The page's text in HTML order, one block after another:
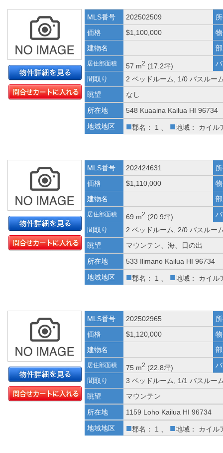
MLS番号 202502509
価格
$1,100,000
建物名
居住部面積 57 m2 (17.2坪)
間取り
2 ベッドルーム, 1/0 バスルー
眺望
なし
所在地
548 Kuaaina Kailua HI 96734
地域地区
■郡名： 1 、 ■地域： カイル
MLS番号 202424631
価格
$1,110,000
建物名
居住部面積 69 m2 (20.9坪)
間取り
2 ベッドルーム, 2/0 バスルー
眺望
マウンテン、海、日の出
所在地
533 Ilimano Kailua HI 96734
地域地区
■郡名： 1 、 ■地域： カイル
MLS番号 202502965
価格
$1,120,000
建物名
居住部面積 75 m2 (22.8坪)
間取り
3 ベッドルーム, 1/1 バスルー
眺望
マウンテン
所在地
1159 Loho Kailua HI 96734
地域地区
■郡名： 1 、 ■地域： カイル